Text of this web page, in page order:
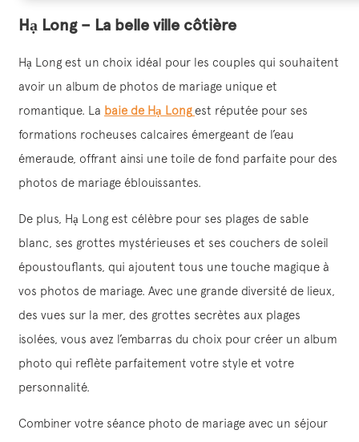
Hạ Long – La belle ville côtière
Hạ Long est un choix idéal pour les couples qui souhaitent
avoir un album de photos de mariage unique et
romantique. La baie de Hạ Long est réputée pour ses
formations rocheuses calcaires émergeant de l’eau
émeraude, offrant ainsi une toile de fond parfaite pour des
photos de mariage éblouissantes.
De plus, Hạ Long est célèbre pour ses plages de sable
blanc, ses grottes mystérieuses et ses couchers de soleil
époustouflants, qui ajoutent tous une touche magique à
vos photos de mariage. Avec une grande diversité de lieux,
des vues sur la mer, des grottes secrètes aux plages
isolées, vous avez l’embarras du choix pour créer un album
photo qui reflète parfaitement votre style et votre
personnalité.
Combiner votre séance photo de mariage avec un séjour